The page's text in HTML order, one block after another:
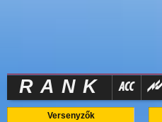
RANK
Versenyzők